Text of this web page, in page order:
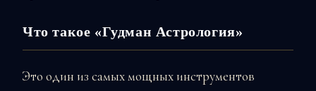
Что такое «Гудман Астрология»
Это один из самых мощных инструментов